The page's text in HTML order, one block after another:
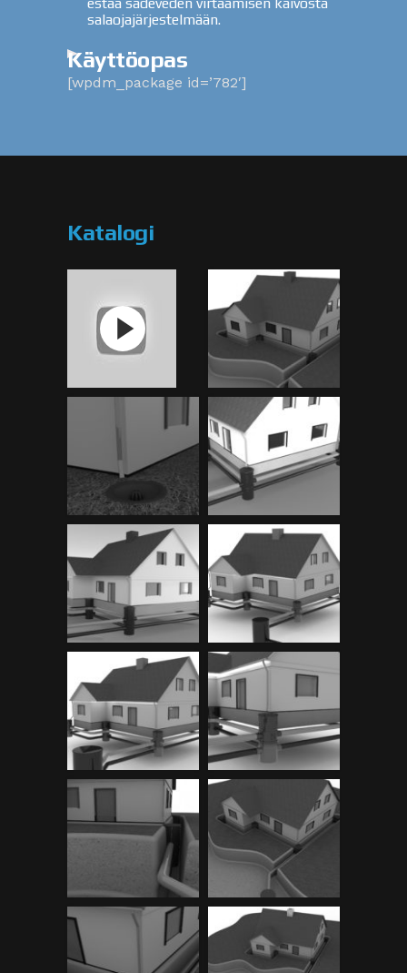
salaojajärjestelmään.
Käyttöopas
[wpdm_package id=’782′]
Katalogi